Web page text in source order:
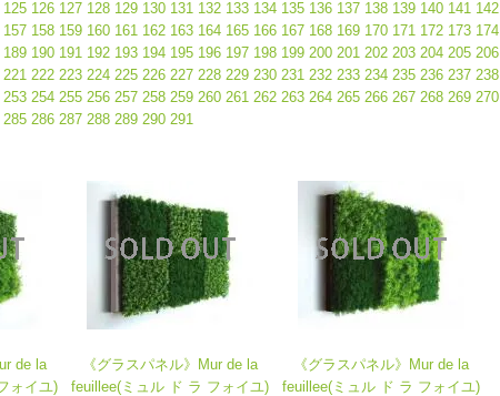
125 126 127 128 129 130 131 132 133 134 135 136 137 138 139 140 141 142
157 158 159 160 161 162 163 164 165 166 167 168 169 170 171 172 173 174
189 190 191 192 193 194 195 196 197 198 199 200 201 202 203 204 205 206
221 222 223 224 225 226 227 228 229 230 231 232 233 234 235 236 237 238
253 254 255 256 257 258 259 260 261 262 263 264 265 266 267 268 269 270
285 286 287 288 289 290 291
de la
ォイユ)
《グラスパネル》Mur de la
feuillee(ミュル ド ラ フォイユ)
《グラスパネル》Mur de la
feuillee(ミュル ド ラ フォイユ)